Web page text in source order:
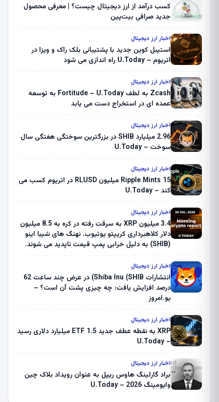
کسب درآمد از ارز دیجیتال چیست؟ | معرفی محصول
جدید صرافی بیت‌پین
اخبار ارز دیجیتال
استیبل کوین جدید با پشتیبانی بلک راک و ویزا در
اتریوم – U.Today راه اندازی می شود
اخبار ارز دیجیتال
Zcash به لطف Fortitude – U.Today به توسعه
عمده ای در استخراج دست می یابد
اخبار ارز دیجیتال
2.96 میلیارد SHIB در بزرگترین سوختگی هفتگی سال
سوخت – U.Today
اخبار ارز دیجیتال
Ripple Mints 15 میلیون RLUSD در اتریوم کسب می
کند – U.Today
اخبار ارز دیجیتال
3.4 میلیون XRP به سرقت رفته در کره به 8.5 میلیون
دلار کلاهبرداری کریپتو یوتیوب. نهنگ های شیبا اینو
(SHIB) به دلیل خرابی پمپ قیمت ناپدید می شوند.
ثبت کرد – گزارش کریپتو صبح – U.Today
اخبار ارز دیجیتال
انتشارات Shiba Inu (SHIB) در عرض چند ساعت 62
درصد افزایش یافت: چه چیزی پشت آن است؟ –
یو.امروز
اخبار ارز دیجیتال
XRP به نقطه عطف جدید ETF 1.5 میلیارد دلاری رسید
– U.Today
اخبار ارز دیجیتال
براد گارلینگ هاوس ریپل به عنوان رویداد بلاک چین
وایومینگ 2026 – U.Today